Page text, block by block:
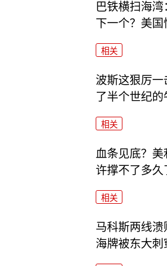
巴铁横扫海
下一个？美国
相关
波斯这狠厉
了半个世纪的
相关
血条见底？
许撑不了多久
相关
马科斯两线
海牌被东大刺